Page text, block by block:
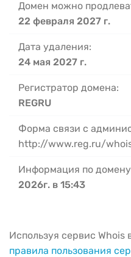
Домен можно
22 февраля 2027 г.
Дата удаления:
24 мая 2027 г.
Регистратор домена:
REGRU
Форма связи с
http://www.reg.ru/
Информация по
2026г. в 15:43
Используя сервис Whois
правила пользования